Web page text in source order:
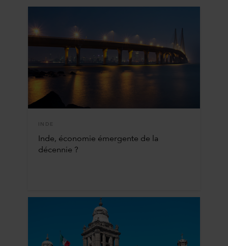
INDE
Inde, économie émergente de la
décennie ?